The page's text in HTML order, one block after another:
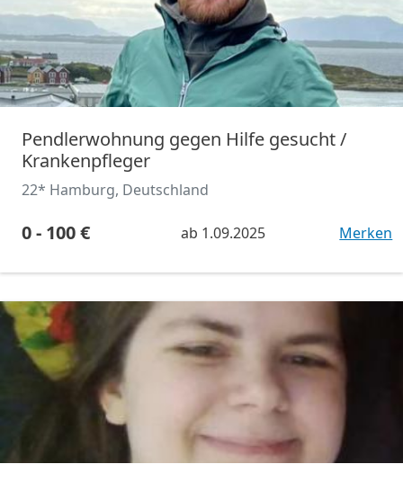
Pendlerwohnung gegen Hilfe gesucht /
Krankenpfleger
22* Hamburg, Deutschland
0 - 100 € ab 1.09.2025 Merken